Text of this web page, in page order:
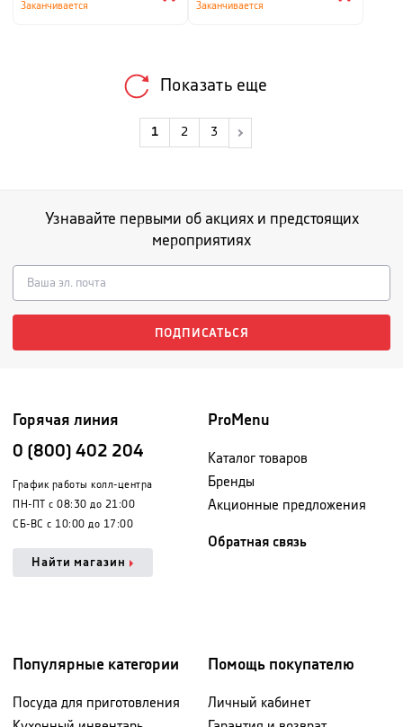
Заканчивается Заканчивается
Показать еще
1 2 3
Узнавайте первыми об акциях и предстоящих
мероприятиях
ПОДПИСАТЬСЯ
Горячая линия
0 (800) 402 204
График работы колл-центра
ПН-ПТ с 08:30 до 21:00
СБ-ВС с 10:00 до 17:00
Найти магазин
ProMenu
Каталог товаров
Бренды
Акционные предложения
Обратная связь
Популярные категории
Посуда для приготовления
Помощь покупателю
Личный кабинет